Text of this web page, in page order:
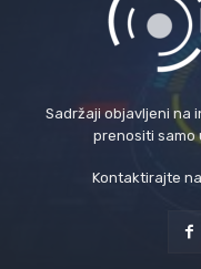
Sadržaji objavljeni na
prenositi samo
Kontaktirajte